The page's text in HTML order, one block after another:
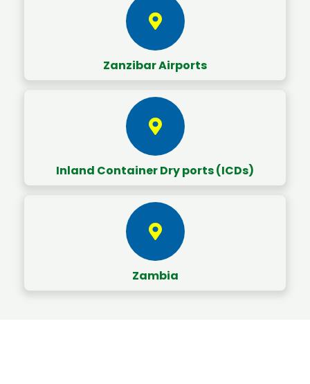
Zanzibar Airports
Inland Container Dry ports (ICDs)
Zambia